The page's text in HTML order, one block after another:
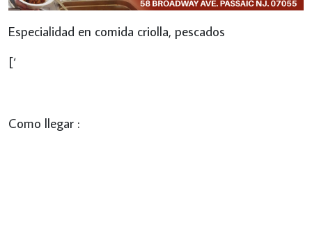
Especialidad en comida criolla, pescados
[‘
Como llegar :